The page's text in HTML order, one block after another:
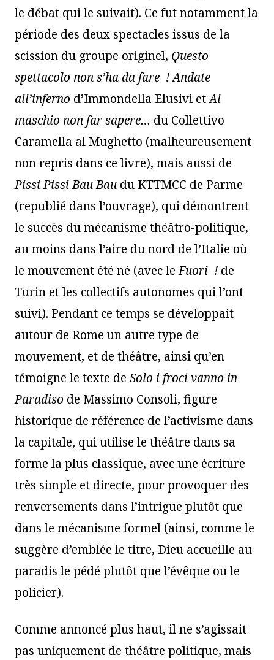
le débat qui le suivait). Ce fut notamment la
période des deux spectacles issus de la
scission du groupe originel, Questo
spettacolo non s’ha da fare ! Andate
all’inferno d’Immondella Elusivi etAl
maschio non far sapere… du Collettivo
Caramella al Mughetto (malheureusement
non repris dans ce livre), mais aussi de
Pissi Pissi Bau Bau du KTTMCC de Parme
(republié dans l’ouvrage), qui démontrent
le succès du mécanisme théâtro-politique,
au moins dans l’aire du nord de l’Italie où
le mouvement été né (avec leFuori ! de
Turin et les collectifs autonomes qui l’ont
suivi). Pendant ce temps se développait
autour de Rome un autre type de
mouvement, et de théâtre, ainsi qu’en
témoigne le texte de Solo i froci vanno in
Paradiso de Massimo Consoli, figure
historique de référence de l’activisme dans
la capitale, qui utilise le théâtre dans sa
forme la plus classique, avec une écriture
très simple et directe, pour provoquer des
renversements dans l’intrigue plutôt que
dans le mécanisme formel (ainsi, comme le
suggère d’emblée le titre, Dieu accueille au
paradis le pédé plutôt que l’évêque ou le
policier).
Comme annoncé plus haut, il ne s’agissait
pas uniquement de théâtre politique, mais